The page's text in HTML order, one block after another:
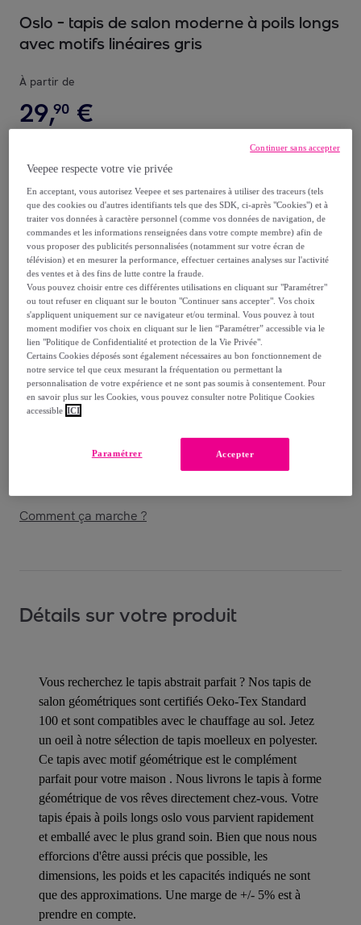
Oslo - tapis de salon moderne à poils longs
avec motifs linéaires gris
À partir de
29,90 €
-81%
dontéco-part.: 0,44 €
Reprise possible de votre ancien produit,
voir les conditions.
Vendu parNAZAR RUGS
Livraison
10,20 €
13/08et le16/08
Comment ça marche ?
Détails sur votre produit
Vous recherchez le tapis abstrait parfait ? Nos tapis de
salon géométriques sont certifiés Oeko-Tex Standard
100 et sont compatibles avec le chauffage au sol. Jetez
un oeil à notre sélection de tapis moelleux en polyester.
Ce tapis avec motif géométrique est le complément
parfait pour votre maison . Nous livrons le tapis à forme
géométrique de vos rêves directement chez-vous. Votre
tapis épais à poils longs oslo vous parvient rapidement
et emballé avec le plus grand soin. Bien que nous nous
efforcions d'être aussi précis que possible, les
dimensions, les poids et les capacités indiqués ne sont
que des approximations. Une marge de +/- 5% est à
prendre en compte.
Veepee respecte votre vie privée
En acceptant, vous autorisez Veepee et ses partenaires à utiliser des traceurs (tels
que des cookies ou d'autres identifiants tels que des SDK, ci-après "Cookies") et à
traiter vos données à caractère personnel (comme vos données de navigation, de
commandes et les informations renseignées dans votre compte membre) afin de
vous proposer des publicités personnalisées (notamment sur votre écran de
télévision) et en mesurer la performance, effectuer certaines analyses sur l'activité
des ventes et à des fins de lutte contre la fraude.
Vous pouvez choisir entre ces différentes utilisations en cliquant sur "Paramétrer"
ou tout refuser en cliquant sur le bouton "Continuer sans accepter". Vos choix
s'appliquent uniquement sur ce navigateur et/ou terminal. Vous pouvez à tout
moment modifier vos choix en cliquant sur le lien “Paramétrer” accessible via le
lien "Politique de Confidentialité et protection de la Vie Privée".
Certains Cookies déposés sont également nécessaires au bon fonctionnement de
notre service tel que ceux mesurant la fréquentation ou permettant la
personnalisation de votre expérience et ne sont pas soumis à consentement. Pour
en savoir plus sur les Cookies, vous pouvez consulter notre Politique Cookies
accessible ICI
Accepter
Paramétrer
Continuer sans accepter